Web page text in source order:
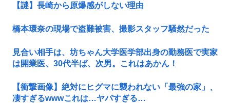
【謎】長崎から原爆感がしない理由
橋本環奈の現場で盗難被害、撮影スタッフ騒然だった
見合い相手は、坊ちゃん大学医学部出身の勤務医で実家
は開業医、30代半ば、次男。これはあかん！
【衝撃画像】絶対にヒグマに襲われない「最強の家」、
凄すぎるwwwこれは…ヤバすぎる…